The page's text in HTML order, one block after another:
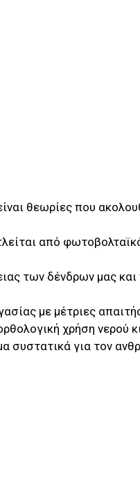
θεωρίες που
από
των δένδρων μας
με μέτριες
χρήση νερού
συστατικά για τον